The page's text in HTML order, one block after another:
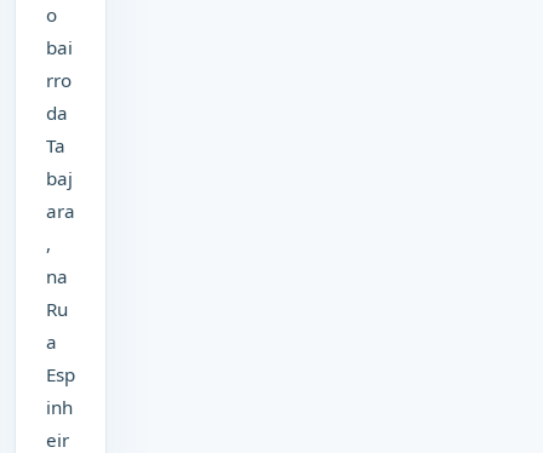
o
bai
rro
da
Ta
baj
ara
,
na
Ru
a
Esp
inh
eir